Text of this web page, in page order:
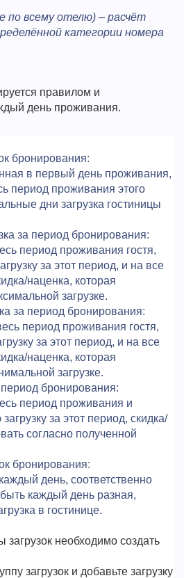
по всему отелю) – расчёт
категории номера
правилом и
день проживания.
бронирования:
в первый день проживания,
период проживания этого
дни загрузка гостиницы
за период бронирования:
период проживания гостя,
за этот период, и на все
наценка, которая
загрузке.
за период бронирования:
период проживания гостя,
за этот период, и на все
наценка, которая
загрузке.
бронирования:
период проживания и
за этот период, скидка/
согласно полученной
бронирования:
день, соответственно
каждый день разная,
в гостинице.
загрузок необходимо создать
загрузок и добавьте загрузку